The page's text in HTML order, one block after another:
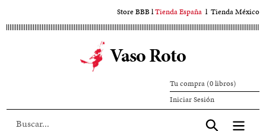
al
Store BBBlTienda España l Tienda México
Vaso Roto
Tu compra (0 libros)
Iniciar SesiónIniciar
sesión
Aceptar